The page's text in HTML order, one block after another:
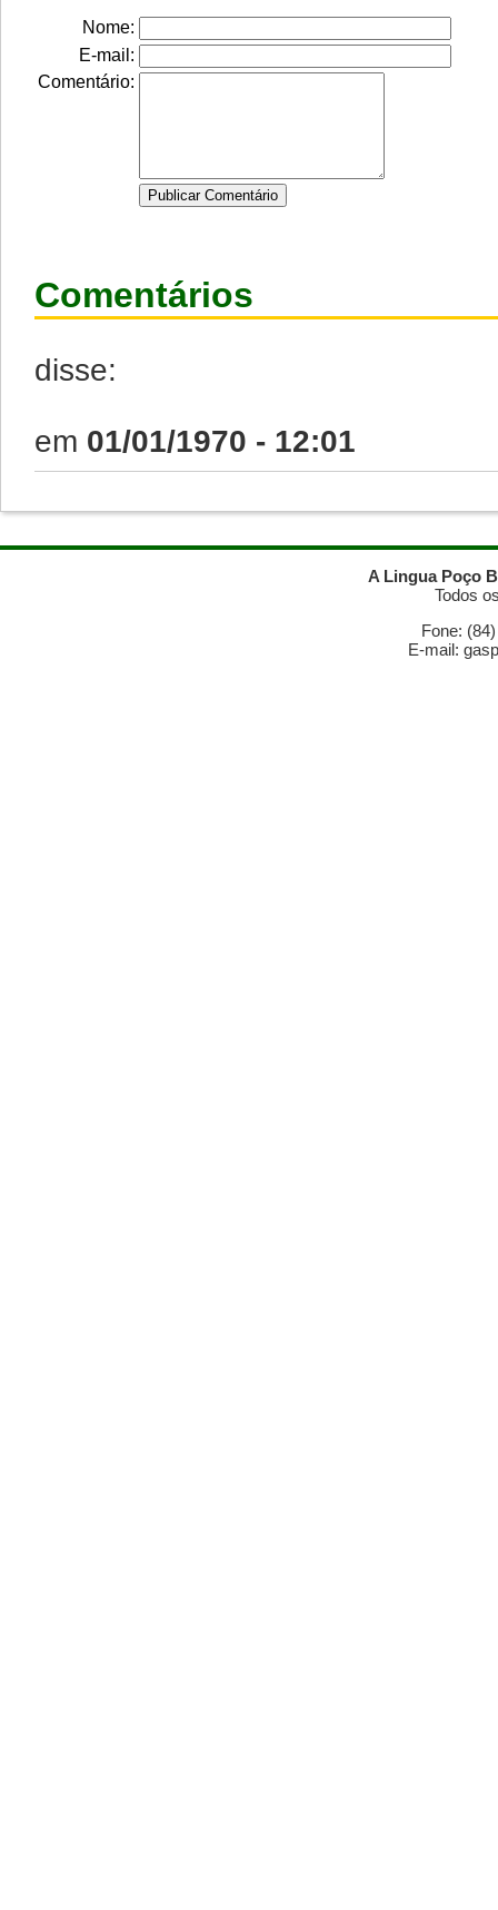
Nome:
E-mail:
Comentário:
Comentários
disse:
em 01/01/1970 - 12:01
A Lingua Poço
Todos
Fone:
E-mail: